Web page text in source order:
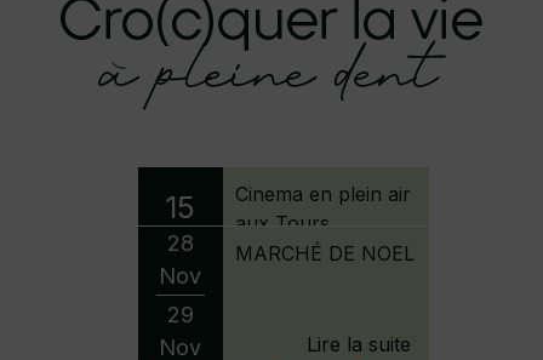
Nov
29
Nov
MARCHÉ DE NOEL